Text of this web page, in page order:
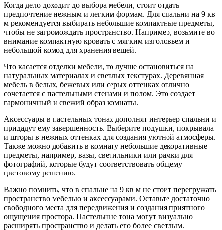
Когда дело доходит до выбора мебели, стоит отдать
предпочтение нежным и легким формам. Для спальни на 9 кв
м рекомендуется выбирать небольшие компактные предметы,
чтобы не загромождать пространство. Например, возьмите во
внимание компактную кровать с мягким изголовьем и
небольшой комод для хранения вещей.
Что касается отделки мебели, то лучше остановиться на
натуральных материалах и светлых текстурах. Деревянная
мебель в белых, бежевых или серых оттенках отлично
сочетается с пастельными стенами и полом. Это создает
гармоничный и свежий образ комнаты.
Аксессуары в пастельных тонах дополнят интерьер спальни и
придадут ему завершенность. Выберите подушки, покрывала
и шторы в нежных оттенках для создания уютной атмосферы.
Также можно добавить в комнату небольшие декоративные
предметы, например, вазы, светильники или рамки для
фотографий, которые будут соответствовать общему
цветовому решению.
Важно помнить, что в спальне на 9 кв м не стоит перегружать
пространство мебелью и аксессуарами. Оставьте достаточно
свободного места для передвижения и создания приятного
ощущения простора. Пастельные тона могут визуально
расширять пространство и делать его более светлым.